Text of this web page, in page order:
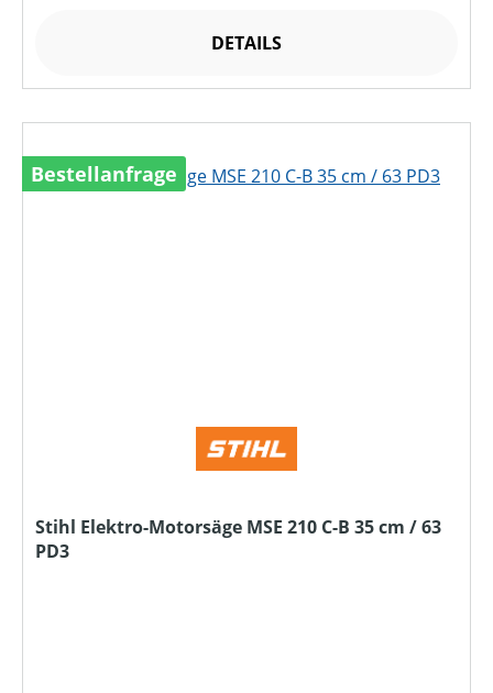
DETAILS
Bestellanfrage
Stihl Elektro-Motorsäge MSE 210 C-B 35 cm / 63
PD3